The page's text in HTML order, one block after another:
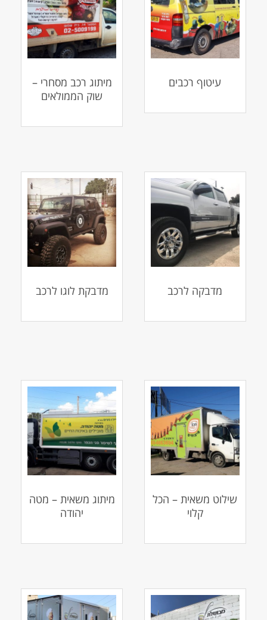
עיטוף רכבים
מיתוג רכב מסחרי –
שוק הממולאים
מדבקה לרכב מדבקת לוגו לרכב
שילוט משאית – הכל
קלוי
מיתוג משאית – מטה
יהודה